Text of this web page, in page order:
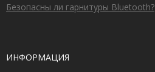
Безопасны ли гарнитуры Bluetooth?
ИНФОРМАЦИЯ